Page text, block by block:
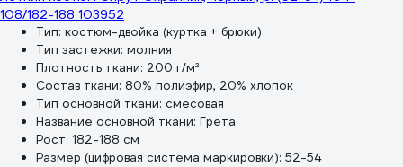
108/182-188 103952
Тип: костюм-двойка (куртка + брюки)
Тип застежки: молния
Плотность ткани: 200 г/м²
Состав ткани: 80% полиэфир, 20% хлопок
Тип основной ткани: смесовая
Название основной ткани: Грета
Рост: 182-188 см
Размер (цифровая система маркировки): 52-54